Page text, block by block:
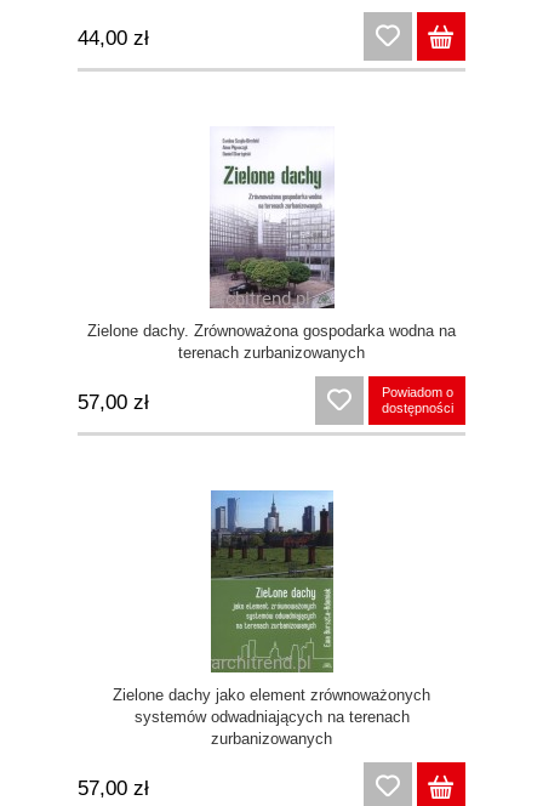
44,00 zł
Zielone dachy. Zrównoważona gospodarka wodna na
terenach zurbanizowanych
57,00 zł
Powiadom o
dostępności
Zielone dachy jako element zrównoważonych
systemów odwadniających na terenach
zurbanizowanych
57,00 zł